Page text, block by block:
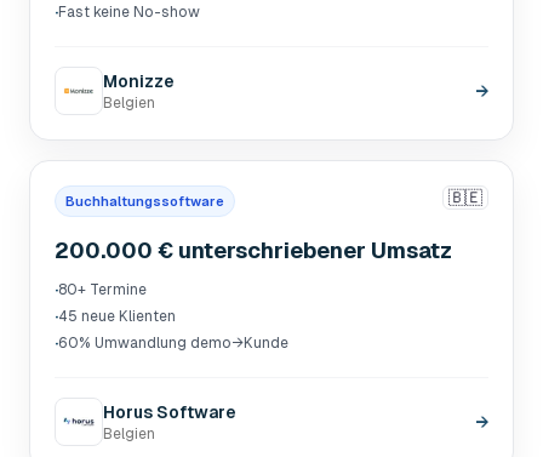
·Fast keine No-show
Monizze
Belgien
→
Buchhaltungssoftware 🇧🇪
200.000 € unterschriebener Umsatz
·80+ Termine
·45 neue Klienten
·60% Umwandlung demo→Kunde
Horus Software
Belgien
→